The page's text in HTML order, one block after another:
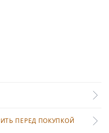
ПЕРЕД ПОКУПКОЙ